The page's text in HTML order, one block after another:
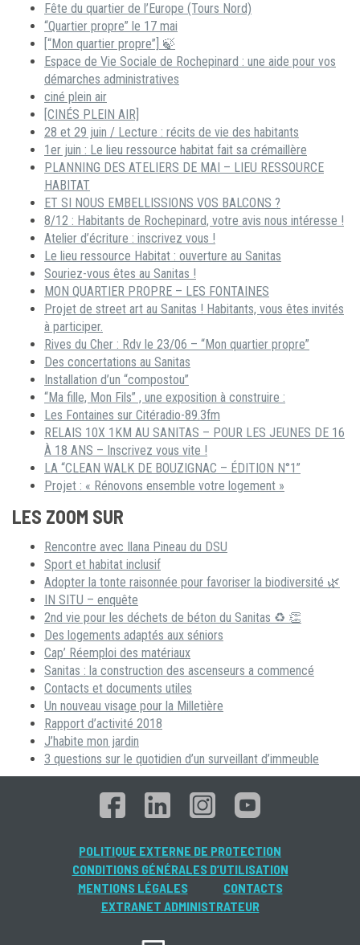
Fête du quartier de l’Europe (Tours Nord)
“Quartier propre” le 17 mai
[“Mon quartier propre”] 🍃
Espace de Vie Sociale de Rochepinard : une aide pour vos
démarches administratives
ciné plein air
[CINÉS PLEIN AIR]
28 et 29 juin / Lecture : récits de vie des habitants
1er juin : Le lieu ressource habitat fait sa crémaillère
PLANNING DES ATELIERS DE MAI – LIEU RESSOURCE
HABITAT
ET SI NOUS EMBELLISSIONS VOS BALCONS ?
8/12 : Habitants de Rochepinard, votre avis nous intéresse !
Atelier d’écriture : inscrivez vous !
Le lieu ressource Habitat : ouverture au Sanitas
Souriez-vous êtes au Sanitas !
MON QUARTIER PROPRE – LES FONTAINES
Projet de street art au Sanitas ! Habitants, vous êtes invités
à participer.
Rives du Cher : Rdv le 23/06 – “Mon quartier propre”
Des concertations au Sanitas
Installation d’un “compostou”
“Ma fille, Mon Fils” , une exposition à construire :
Les Fontaines sur Citéradio-89.3fm
RELAIS 10X 1KM AU SANITAS – POUR LES JEUNES DE 16
À 18 ANS – Inscrivez vous vite !
LA “CLEAN WALK DE BOUZIGNAC – ÉDITION N°1”
Projet : « Rénovons ensemble votre logement »
LES ZOOM SUR
Rencontre avec Ilana Pineau du DSU
Sport et habitat inclusif
Adopter la tonte raisonnée pour favoriser la biodiversité 🌿
IN SITU – enquête
2nd vie pour les déchets de béton du Sanitas ♻ 👏
Des logements adaptés aux séniors
Cap’ Réemploi des matériaux
Sanitas : la construction des ascenseurs a commencé
Contacts et documents utiles
Un nouveau visage pour la Milletière
Rapport d’activité 2018
J’habite mon jardin
3 questions sur le quotidien d’un surveillant d’immeuble
POLITIQUE EXTERNE DE PROTECTION
CONDITIONS GÉNÉRALES D’UTILISATION
MENTIONS LÉGALES
CONTACTS
EXTRANET ADMINISTRATEUR